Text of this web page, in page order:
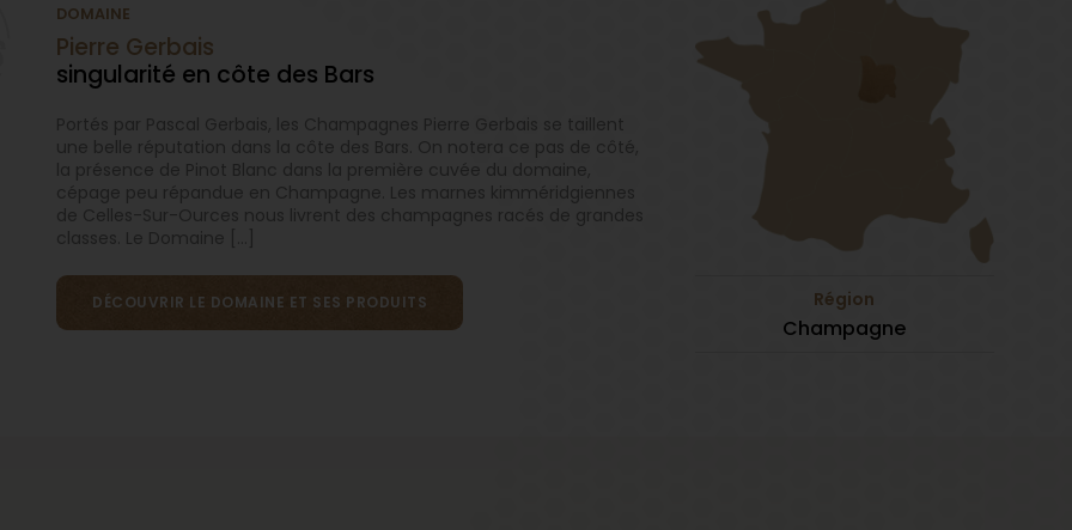
DOMAINE
Pierre Gerbais
singularité en côte des Bars
Portés par Pascal Gerbais, les Champagnes Pierre Gerbais se taillent
une belle réputation dans la côte des Bars. On notera ce pas de côté,
la présence de Pinot Blanc dans la première cuvée du domaine,
cépage peu répandue en Champagne. Les marnes kimméridgiennes
de Celles-Sur-Ources nous livrent des champagnes racés de grandes
classes. Le Domaine […]
DÉCOUVRIR LE DOMAINE ET SES PRODUITS Région
Champagne